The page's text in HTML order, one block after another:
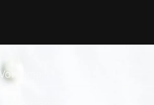
Vorname